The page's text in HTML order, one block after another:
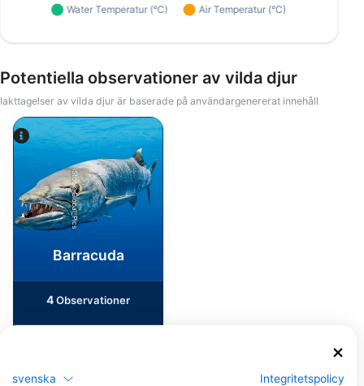
Potentiella observationer av vilda djur
Iakttagelser av vilda djur är baserade på användargenererat innehåll
iStock-Global_Pics
Barracuda
4Observationer
J F M A M
svenska Integritetspolicy